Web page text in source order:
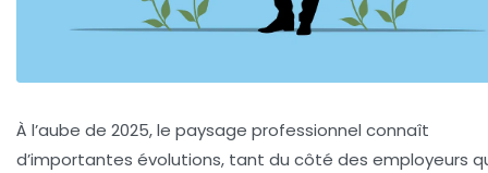
À l’aube de 2025, le paysage professionnel connaît
d’importantes évolutions, tant du côté des employeurs